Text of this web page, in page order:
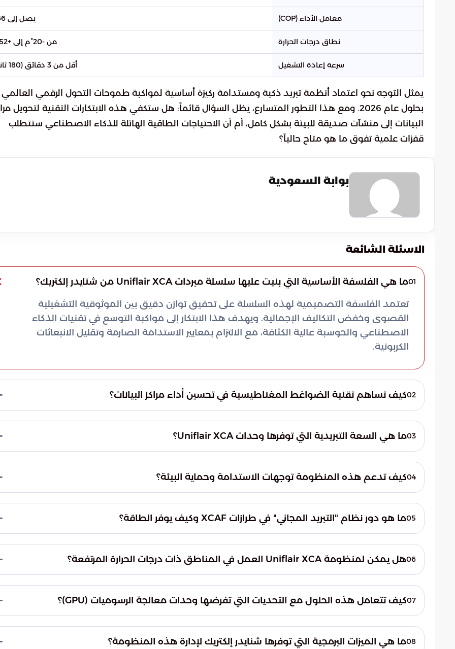
معامل الأداء (COP) يصل إلى 4.66
نطاق درجات الحرارة من -20°م إلى +52°م
سرعة إعادة التشغيل أقل من 3 دقائق (180 ثانية)
يمثل التوجه نحو اعتماد أنظمة تبريد ذكية ومستدامة ركيزة أساسية لمواكبة طموحات التحول الرقمي العالمي
بحلول عام 2026. ومع هذا التطور المتسارع، يظل السؤال قائماً: هل ستكفي هذه الابتكارات التقنية لتحويل
البيانات إلى منشآت صديقة للبيئة بشكل كامل، أم أن الاحتياجات الطاقية الهائلة للذكاء الاصطناعي ستتطلب
قفزات علمية تفوق ما هو متاح حالياً؟
بوابة السعودية
الاسئلة الشائعة
01ما هي الفلسفة الأساسية التي بنيت عليها سلسلة مبردات Uniflair XCA من شنايدر إلكتريك؟
تعتمد الفلسفة التصميمية لهذه السلسلة على تحقيق توازن دقيق بين الموثوقية التشغيلية
القصوى وخفض التكاليف الإجمالية. ويهدف هذا الابتكار إلى مواكبة التوسع في تقنيات الذكاء
الاصطناعي والحوسبة عالية الكثافة، مع الالتزام بمعايير الاستدامة الصارمة وتقليل الانبعاثات
الكربونية.
02كيف تساهم تقنية الضواغط المغناطيسية في تحسين أداء مراكز البيانات؟
التشحيم التقليدية. يؤدي هذا الاستغناء إلى تقليل أعباء الصيانة الدورية بشكل كبير، كما يرفع من
كفاءة استهلاك الطاقة بنسبة تصل إلى 25% مقارنة بالأنظمة النمطية المستخدمة سابقاً.
03ما هي السعة التبريدية التي توفرها وحدات Uniflair XCA؟
1,300 و2,500 كيلوواط. هذه السعة الضخمة تجعلها قادرة على إدارة الأحمال الحرارية الناتجة عن مراكز
البيانات الحديثة التي تضم آلاف المعالجات وأجهزة الحوسبة المتقدمة.
04كيف تدعم هذه المنظومة توجهات الاستدامة وحماية البيئة؟
الهندسة المتقدمة في تقليل كمية وسيط التبريد المستخدم، مما يخفف الأثر البيئي العام للمنشأة.
05ما هو دور نظام "التبريد المجاني" في طرازات XCAF وكيف يوفر الطاقة؟
على الضواغط الميكانيكية. في المناطق ذات المناخ المعتدل، يمكن لهذه التقنية خفض تكاليف06هل يمكن لمنظومة Uniflair XCA العمل في المناطق ذات درجات الحرارة المرتفعة؟
مئوية، مما يجعلها مثالية لبيئات العمل في المناطق الحارة.
07كيف تتعامل هذه الحلول مع التحديات التي تفرضها وحدات معالجة الرسوميات (GPU)؟
لتبريد معالجات الذكاء الاصطناعي. هذا التصميم يجعلها تتكامل بسلاسة مع أنظمة التبريد السائل08ما هي الميزات البرمجية التي توفرها شنايدر إلكتريك لإدارة هذه المنظومة؟